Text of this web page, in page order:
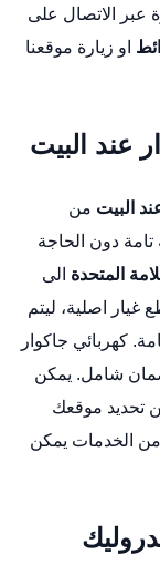
عبر الاتصال على
او زيارة موقعنا
عند البيت
البيت من
دون الحاجة
المتحدة الى
غيار اصلية، ليتم
كهربائي جاكوار
شامل. يمكن
تحديد موقعك
من الخدمات يمكن